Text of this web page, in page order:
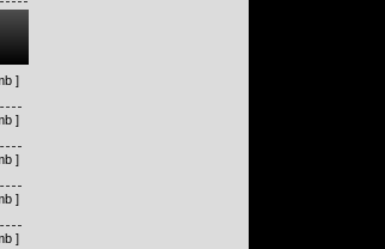
]
]
]
]
]